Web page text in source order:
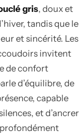
gris, doux et
tandis que le
et sincérité. Les
invitent
de confort
d’équilibre, de
capable
et d’ancrer
profondément